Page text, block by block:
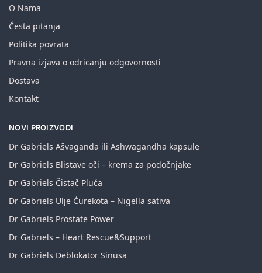
O Nama
Česta pitanja
Politika povrata
Pravna izjava o odricanju odgovornosti
Dostava
Kontakt
NOVI PROIZVODI
Dr Gabriels Ašvaganda ili Ashwagandha kapsule
Dr Gabriels Blistave oči – krema za podočnjake
Dr Gabriels Čistač Pluća
Dr Gabriels Ulje Ćurekota – Nigella sativa
Dr Gabriels Prostate Power
Dr Gabriels – Heart Rescue&Support
Dr Gabriels Deblokator Sinusa